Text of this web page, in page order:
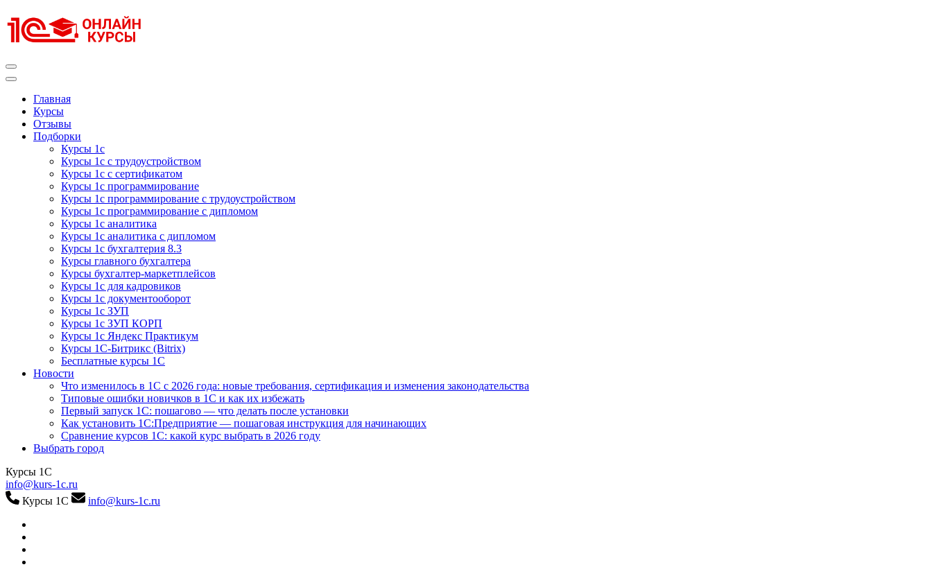
к
содержимому
Главная
Курсы
Отзывы
Подборки
Курсы 1с
Курсы 1с с трудоустройством
Курсы 1с с сертификатом
Курсы 1с программирование
Курсы 1с программирование с трудоустройством
Курсы 1с программирование с дипломом
Курсы 1с аналитика
Курсы 1с аналитика с дипломом
Курсы 1с бухгалтерия 8.3
Курсы главного бухгалтера
Курсы бухгалтер-маркетплейсов
Курсы 1с для кадровиков
Курсы 1с документооборот
Курсы 1с ЗУП
Курсы 1с ЗУП КОРП
Курсы 1с Яндекс Практикум
Курсы 1С-Битрикс (Bitrix)
Бесплатные курсы 1С
Новости
Что изменилось в 1С с 2026 года: новые требования, сертификация и изменения законодательства
Типовые ошибки новичков в 1С и как их избежать
Первый запуск 1С: пошагово — что делать после установки
Как установить 1С:Предприятие — пошаговая инструкция для начинающих
Сравнение курсов 1С: какой курс выбрать в 2026 году
Выбрать город
Курсы 1С
info@kurs-1c.ru
Курсы 1С
info@kurs-1c.ru